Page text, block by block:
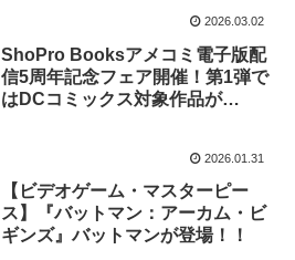
2026.03.02
ShoPro Booksアメコミ電子版配
信5周年記念フェア開催！第1弾で
はDCコミックス対象作品が
2026.01.31
【ビデオゲーム・マスターピー
ス】『バットマン：アーカム・ビ
ギンズ』バットマンが登場！！